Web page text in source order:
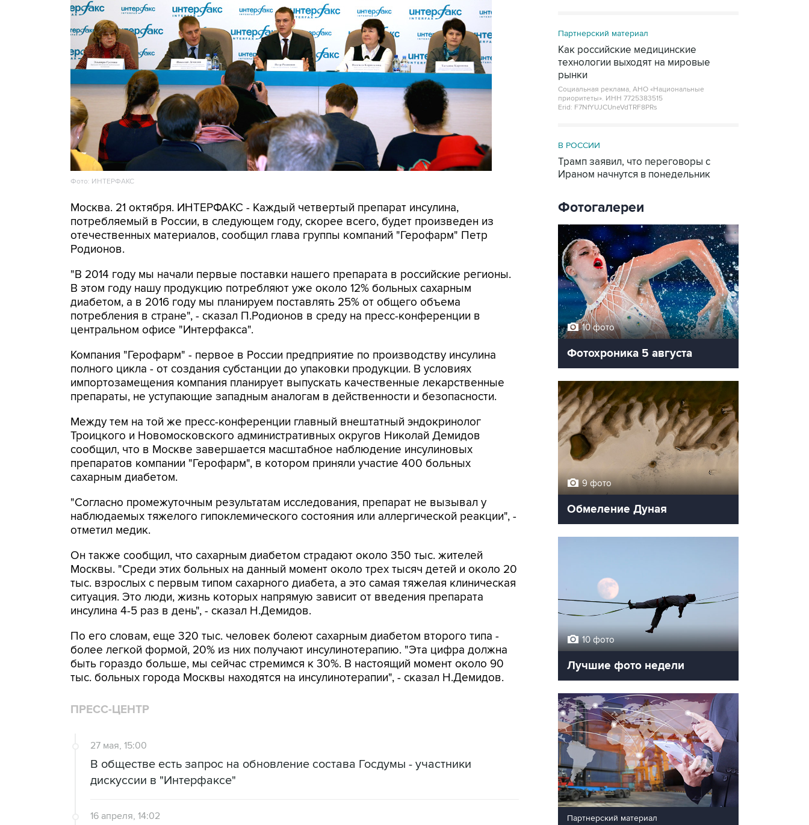
Фото: ИНТЕРФАКС
Москва. 21 октября. ИНТЕРФАКС - Каждый четвертый препарат инсулина,
потребляемый в России, в следующем году, скорее всего, будет произведен из
отечественных материалов, сообщил глава группы компаний "Герофарм" Петр
Родионов.
"В 2014 году мы начали первые поставки нашего препарата в российские регионы.
В этом году нашу продукцию потребляют уже около 12% больных сахарным
диабетом, а в 2016 году мы планируем поставлять 25% от общего объема
потребления в стране", - сказал П.Родионов в среду на пресс-конференции в
центральном офисе "Интерфакса".
Компания "Герофарм" - первое в России предприятие по производству инсулина
полного цикла - от создания субстанции до упаковки продукции. В условиях
импортозамещения компания планирует выпускать качественные лекарственные
препараты, не уступающие западным аналогам в действенности и безопасности.
Между тем на той же пресс-конференции главный внештатный эндокринолог
Троицкого и Новомосковского административных округов Николай Демидов
сообщил, что в Москве завершается масштабное наблюдение инсулиновых
препаратов компании "Герофарм", в котором приняли участие 400 больных
сахарным диабетом.
"Согласно промежуточным результатам исследования, препарат не вызывал у
наблюдаемых тяжелого гипоклемического состояния или аллергической реакции", -
отметил медик.
Он также сообщил, что сахарным диабетом страдают около 350 тыс. жителей
Москвы. "Среди этих больных на данный момент около трех тысяч детей и около 20
тыс. взрослых с первым типом сахарного диабета, а это самая тяжелая клиническая
ситуация. Это люди, жизнь которых напрямую зависит от введения препарата
инсулина 4-5 раз в день", - сказал Н.Демидов.
По его словам, еще 320 тыс. человек болеют сахарным диабетом второго типа -
более легкой формой, 20% из них получают инсулинотерапию. "Эта цифра должна
быть гораздо больше, мы сейчас стремимся к 30%. В настоящий момент около 90
тыс. больных города Москвы находятся на инсулинотерапии", - сказал Н.Демидов.
ПРЕСС-ЦЕНТР
27 мая, 15:00
В обществе есть запрос на обновление состава Госдумы - участники
дискуссии в "Интерфаксе"
16 апреля, 14:02
Партнерский материал
Как российские медицинские
технологии выходят на мировые
рынки
Социальная реклама, АНО «Национальные
приоритеты». ИНН 7725383515
Erid: F7NfYUJCUneVdTRF8PRs
В РОССИИ
Трамп заявил, что переговоры с
Ираном начнутся в понедельник
Фотогалереи
10 фото
Фотохроника 5 августа
9 фото
Обмеление Дуная
10 фото
Лучшие фото недели
Партнерский материал